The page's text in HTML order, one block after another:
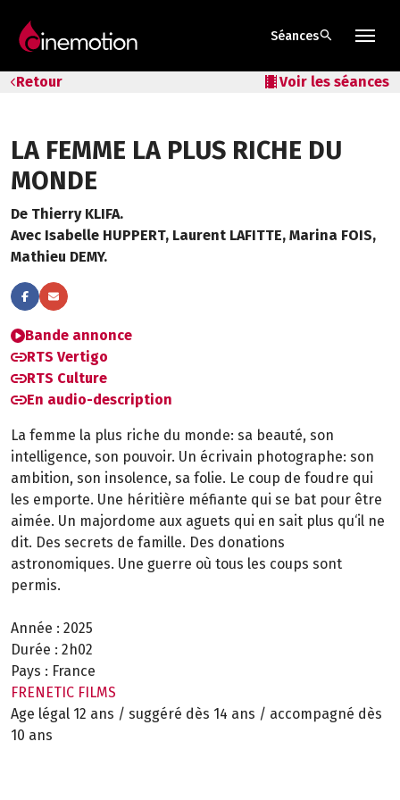
Séancessearch
Retour local_movies Voir les séances
LA FEMME LA PLUS RICHE DU
MONDE
De Thierry KLIFA.
Avec Isabelle HUPPERT, Laurent LAFITTE, Marina FOIS,
Mathieu DEMY.
Bande annonce
RTS Vertigo
RTS Culture
En audio-description
La femme la plus riche du monde: sa beauté, son
intelligence, son pouvoir. Un écrivain photographe: son
ambition, son insolence, sa folie. Le coup de foudre qui
les emporte. Une héritière méfiante qui se bat pour être
aimée. Un majordome aux aguets qui en sait plus qu‘il ne
dit. Des secrets de famille. Des donations
astronomiques. Une guerre où tous les coups sont
permis.
Année : 2025
Durée : 2h02
Pays : France
FRENETIC FILMS
Age légal 12 ans / suggéré dès 14 ans / accompagné dès
10 ans
Bons cadeaux
Programmes spéciaux